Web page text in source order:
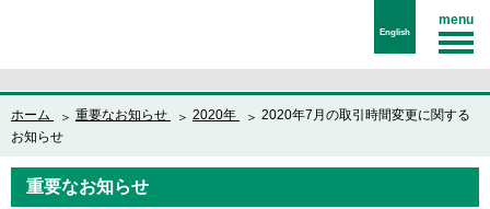
English
ホーム 重要なお知らせ 2020年
2020年7月の取引時間変更に関する
お知らせ
重要なお知らせ
menu